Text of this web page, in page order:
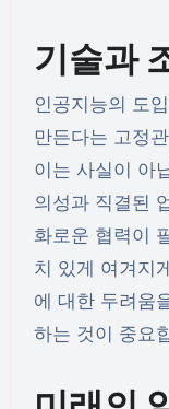
기술과
인공지능의 도
만든다는 고정
이는 사실이 아
의성과 직결된
화로운 협력이
치 있게 여겨지
에 대한 두려움
하는 것이 중요